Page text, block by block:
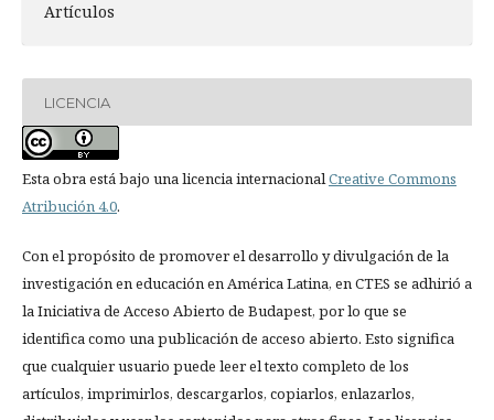
Artículos
LICENCIA
Esta obra está bajo una licencia internacionalCreative Commons
Atribución 4.0.
Con el propósito de promover el desarrollo y divulgación de la
investigación en educación en América Latina, en CTES se adhirió a
la Iniciativa de Acceso Abierto de Budapest, por lo que se
identifica como una publicación de acceso abierto. Esto significa
que cualquier usuario puede leer el texto completo de los
artículos, imprimirlos, descargarlos, copiarlos, enlazarlos,